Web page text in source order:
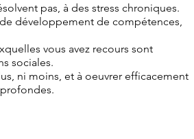
pas, à des stress chroniques.
développement de compétences,
vous avez recours sont
sociales.
ni moins, et à oeuvrer efficacement